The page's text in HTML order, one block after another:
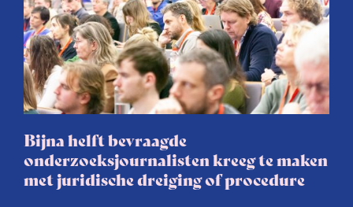
Bijna helft bevraagde
onderzoeksjournalisten kreeg te maken
met juridische dreiging of procedure